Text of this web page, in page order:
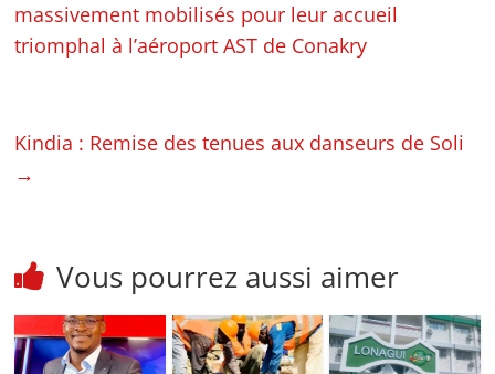
massivement mobilisés pour leur accueil
triomphal à l’aéroport AST de Conakry
Kindia : Remise des tenues aux danseurs de Soli
→
Vous pourrez aussi aimer